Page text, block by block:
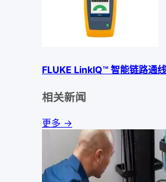
FLUKE LinkIQ™ 智能链路通
相关新闻
更多 →